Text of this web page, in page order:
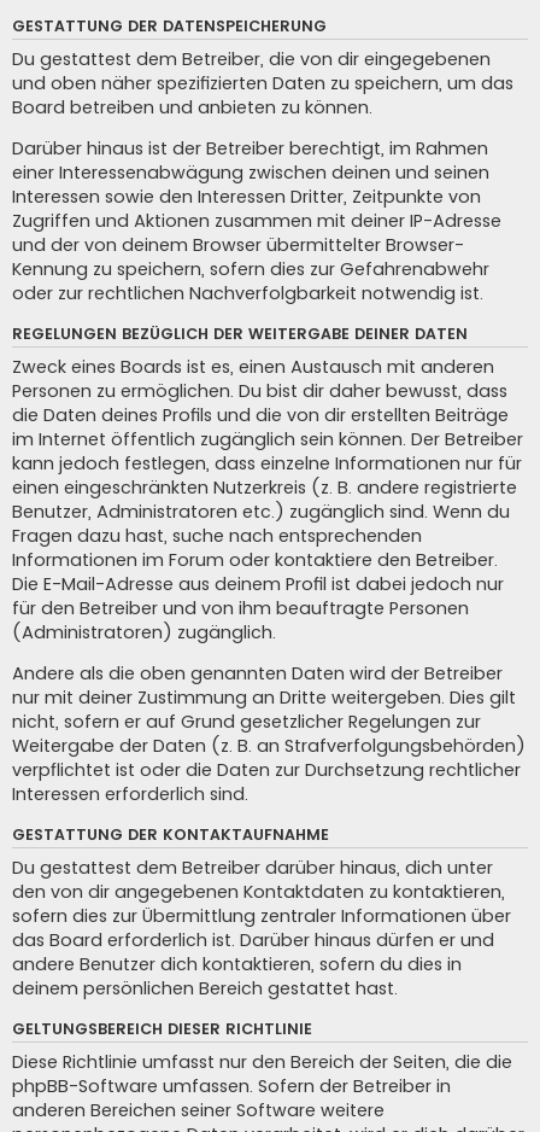
GESTATTUNG DER DATENSPEICHERUNG
Du gestattest dem Betreiber, die von dir eingegebenen
und oben näher spezifizierten Daten zu speichern, um das
Board betreiben und anbieten zu können.
Darüber hinaus ist der Betreiber berechtigt, im Rahmen
einer Interessenabwägung zwischen deinen und seinen
Interessen sowie den Interessen Dritter, Zeitpunkte von
Zugriffen und Aktionen zusammen mit deiner IP-Adresse
und der von deinem Browser übermittelter Browser-
Kennung zu speichern, sofern dies zur Gefahrenabwehr
oder zur rechtlichen Nachverfolgbarkeit notwendig ist.
REGELUNGEN BEZÜGLICH DER WEITERGABE DEINER DATEN
Zweck eines Boards ist es, einen Austausch mit anderen
Personen zu ermöglichen. Du bist dir daher bewusst, dass
die Daten deines Profils und die von dir erstellten Beiträge
im Internet öffentlich zugänglich sein können. Der Betreiber
kann jedoch festlegen, dass einzelne Informationen nur für
einen eingeschränkten Nutzerkreis (z. B. andere registrierte
Benutzer, Administratoren etc.) zugänglich sind. Wenn du
Fragen dazu hast, suche nach entsprechenden
Informationen im Forum oder kontaktiere den Betreiber.
Die E-Mail-Adresse aus deinem Profil ist dabei jedoch nur
für den Betreiber und von ihm beauftragte Personen
(Administratoren) zugänglich.
Andere als die oben genannten Daten wird der Betreiber
nur mit deiner Zustimmung an Dritte weitergeben. Dies gilt
nicht, sofern er auf Grund gesetzlicher Regelungen zur
Weitergabe der Daten (z. B. an Strafverfolgungsbehörden)
verpflichtet ist oder die Daten zur Durchsetzung rechtlicher
Interessen erforderlich sind.
GESTATTUNG DER KONTAKTAUFNAHME
Du gestattest dem Betreiber darüber hinaus, dich unter
den von dir angegebenen Kontaktdaten zu kontaktieren,
sofern dies zur Übermittlung zentraler Informationen über
das Board erforderlich ist. Darüber hinaus dürfen er und
andere Benutzer dich kontaktieren, sofern du dies in
deinem persönlichen Bereich gestattet hast.
GELTUNGSBEREICH DIESER RICHTLINIE
Diese Richtlinie umfasst nur den Bereich der Seiten, die die
phpBB-Software umfassen. Sofern der Betreiber in
anderen Bereichen seiner Software weitere